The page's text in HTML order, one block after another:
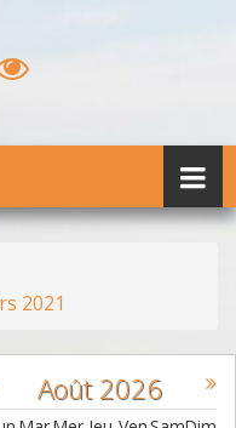
2021
Août 2026